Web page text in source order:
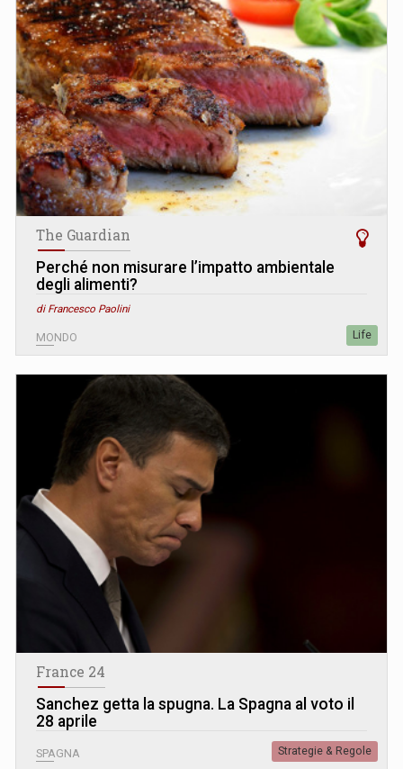
The Guardian
Perché non misurare l’impatto ambientale
degli alimenti?
di Francesco Paolini
MONDO Life
France 24
Sanchez getta la spugna. La Spagna al voto il
28 aprile
SPAGNA Strategie & Regole